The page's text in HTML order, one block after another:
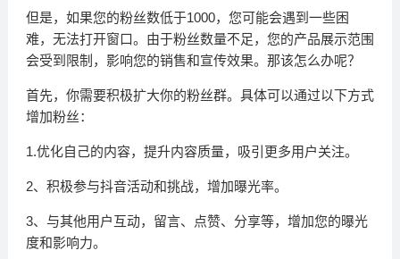
但是，如果您的粉丝数低于1000，您可能会遇到一些困
难，无法打开窗口。由于粉丝数量不足，您的产品展示范围
会受到限制，影响您的销售和宣传效果。那该怎么办呢？
首先，你需要积极扩大你的粉丝群。具体可以通过以下方式
增加粉丝：
1.优化自己的内容，提升内容质量，吸引更多用户关注。
2、积极参与抖音活动和挑战，增加曝光率。
3、与其他用户互动，留言、点赞、分享等，增加您的曝光
度和影响力。